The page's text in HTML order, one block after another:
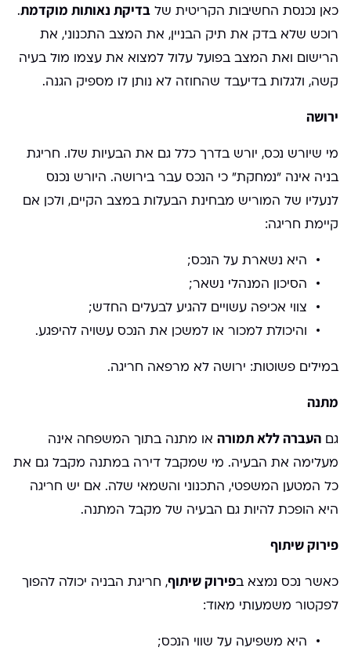
כאן נכנסת החשיבות הקריטית של בדיקת נאותות מוקדמת.
רוכש שלא בדק את תיק הבניין, את המצב התכנוני, את
הרישום ואת המצב בפועל עלול למצוא את עצמו מול בעיה
קשה, ולגלות בדיעבד שהחוזה לא נותן לו מספיק הגנה.
ירושה
מי שיורש נכס, יורש בדרך כלל גם את הבעיות שלו. חריגת
בניה אינה "נמחקת" כי הנכס עבר בירושה. היורש נכנס
לנעליו של המוריש מבחינת הבעלות במצב הקיים, ולכן אם
קיימת חריגה:
היא נשארת על הנכס;
הסיכון המנהלי נשאר;
צווי אכיפה עשויים להגיע לבעלים החדש;
והיכולת למכור או למשכן את הנכס עשויה להיפגע.
במילים פשוטות: ירושה לא מרפאה חריגה.
מתנה
גם העברה ללא תמורה או מתנה בתוך המשפחה אינה
מעלימה את הבעיה. מי שמקבל דירה במתנה מקבל גם את
כל המטען המשפטי, התכנוני והשמאי שלה. אם יש חריגה
היא הופכת להיות גם הבעיה של מקבל המתנה.
פירוק שיתוף
כאשר נכס נמצא בפירוק שיתוף, חריגת הבניה יכולה להפוך
לפקטור משמעותי מאוד:
היא משפיעה על שווי הנכס;